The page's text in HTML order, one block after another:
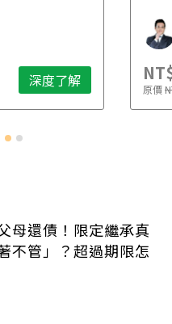
深度了解 原價
母還債！限定繼承真
不管」？超過期限怎